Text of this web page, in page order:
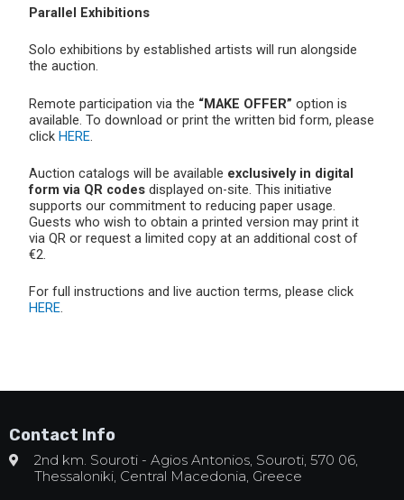
Parallel Exhibitions
Solo exhibitions by established artists will run alongside
the auction.
Remote participation via the “MAKE OFFER” option is
available. To download or print the written bid form, please
click HERE.
Auction catalogs will be available exclusively in digital
form via QR codes displayed on-site. This initiative
supports our commitment to reducing paper usage.
Guests who wish to obtain a printed version may print it
via QR or request a limited copy at an additional cost of
€2.
For full instructions and live auction terms, please click
HERE.
Contact Info
2nd km. Souroti - Agios Antonios, Souroti, 570 06,
Thessaloniki, Central Macedonia, Greece